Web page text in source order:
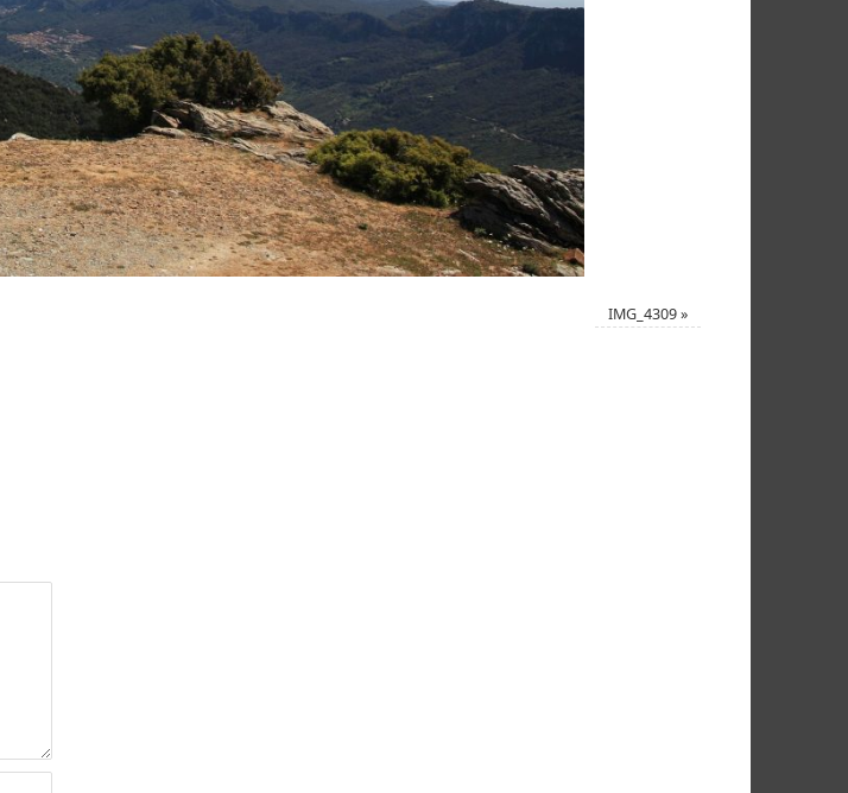
IMG_4309»